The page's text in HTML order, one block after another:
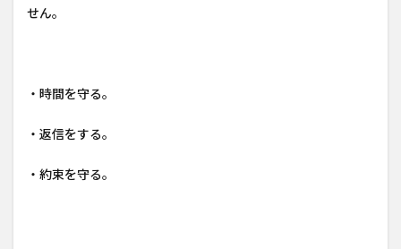
せん。
・時間を守る。
・返信をする。
・約束を守る。